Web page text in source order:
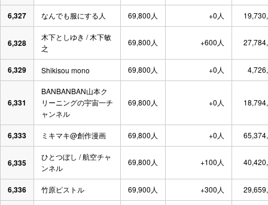
6,327 なんでも服にする人 69,800人 +0人
6,328
木下としゆき / 木下敏
之
69,800人 +600人
6,329 Shikisou mono 69,800人 +0人
6,331
BANBANBAN山本ク
リーニングの宇宙一チ
ャンネル
69,800人 +0人
6,333 ミキマキ@創作漫画 69,800人 +0人
6,335
ひとつぼし / 航空チャ
ンネル
69,800人 +100人
6,336 竹原ピストル 69,900人 +300人